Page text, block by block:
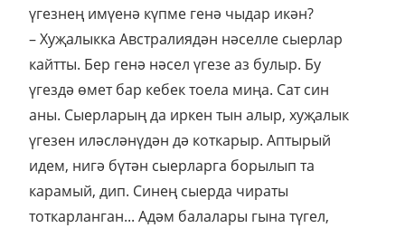
үгезнең имүенә күпме генә чыдар икән?
– Хуҗалыкка Австралиядән нәселле сыерлар
кайтты. Бер генә нәсел үгезе аз булыр. Бу
үгездә өмет бар кебек тоела миңа. Сат син
аны. Сыерларың да иркен тын алыр, хуҗалык
үгезен иләсләнүдән дә коткарыр. Аптырый
идем, нигә бүтән сыерларга борылып та
карамый, дип. Синең сыерда чираты
тоткарланган... Адәм балалары гына түгел,